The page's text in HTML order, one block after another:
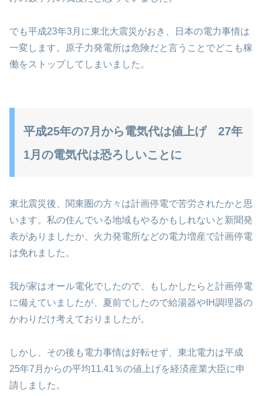
でも平成23年3月に東北大震災がおき、日本の電力事情は
一変します。原子力発電所は危険だと言うことでどこも稼
働をストップしてしまいました。
平成25年の7月から電気代は値上げ 27年
1月の電気代は恐ろしいことに
東北震災後、関東圏の方々は計画停電で苦労されたかと思
います。私の住んでいる地域もやるかもしれないと新聞発
表がありましたか、火力発電所などの電力増産で計画停電
は免れました。
我が家はオール電化でしたので、もしかしたらと計画停電
に備えていましたが、夏前でしたので給湯器やIH調理器の
かわりだけ考えておりましたが。
しかし、その後も電力事情は好転せず、東北電力は平成
25年7月からの平均11.41％の値上げを経済産業大臣に申
請しました。